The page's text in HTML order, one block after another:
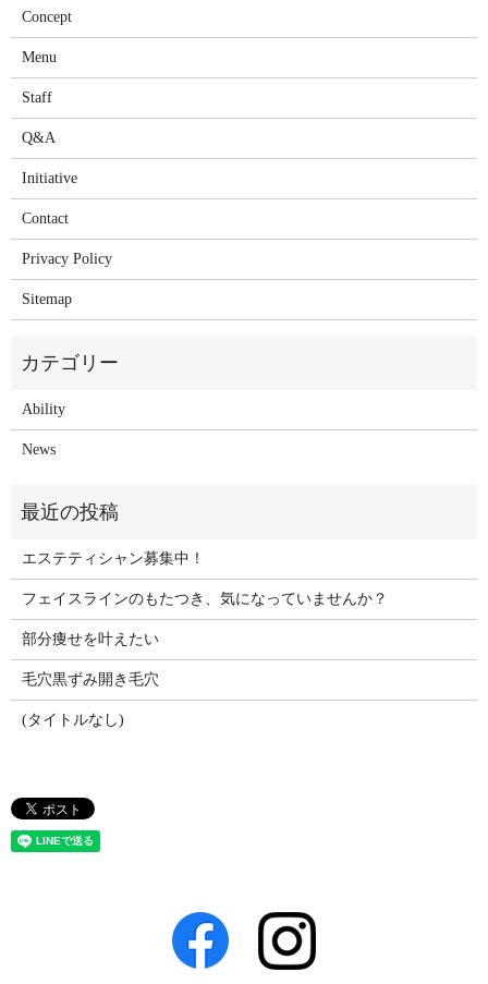
Concept
Menu
Staff
Q&A
Initiative
Contact
Privacy Policy
Sitemap
Ability
News
エステティシャン募集中！
フェイスラインのもたつき、気になっていませんか？
部分痩せを叶えたい
毛穴黒ずみ開き毛穴
(タイトルなし)